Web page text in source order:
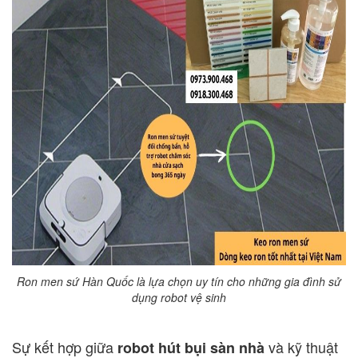
Ron men sứ Hàn Quốc là lựa chọn uy tín cho những gia đình sử
dụng robot vệ sinh
Sự kết hợp giữa robot hút bụi sàn nhàvà kỹ thuật